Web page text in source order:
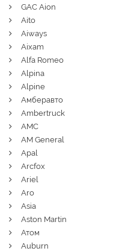
GAC Aion
Aito
Aiways
Aixam
Alfa Romeo
Alpina
Alpine
Амберавто
Ambertruck
AMC
AM General
Apal
Arcfox
Ariel
Aro
Asia
Aston Martin
Атом
Auburn